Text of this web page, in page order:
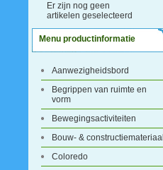
Er zijn nog geen
artikelen geselecteerd
Menu productinformatie
Aanwezigheidsbord
Begrippen van ruimte en
vorm
Bewegingsactiviteiten
Bouw- & constructiemateriaal
Coloredo